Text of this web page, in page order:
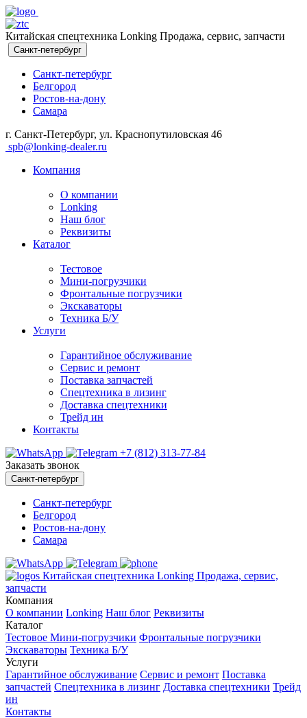
Китайская спецтехника Lonking Продажа, сервис, запчасти
Санкт-петербург
Санкт-петербург
Белгород
Ростов-на-дону
Самара
г. Санкт-Петербург, ул. Краснопутиловская 46
spb@lonking-dealer.ru
Компания
О компании
Lonking
Наш блог
Реквизиты
Каталог
Тестовое
Мини-погрузчики
Фронтальные погрузчики
Экскаваторы
Техника Б/У
Услуги
Гарантийное обслуживание
Сервис и ремонт
Поставка запчастей
Спецтехника в лизинг
Доставка спецтехники
Трейд ин
Контакты
+7 (812) 313-77-84
Заказать звонок
Санкт-петербург
Санкт-петербург
Белгород
Ростов-на-дону
Самара
Китайская спецтехника Lonking Продажа, сервис,
запчасти
Компания
О компании Lonking Наш блог Реквизиты
Каталог
Тестовое Мини-погрузчики Фронтальные погрузчики
Экскаваторы Техника Б/У
Услуги
Гарантийное обслуживание Сервис и ремонт Поставка
запчастей Спецтехника в лизинг Доставка спецтехники Трейд
ин
Контакты